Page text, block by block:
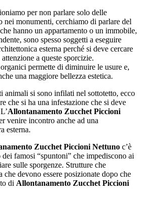
per non parlare solo delle
nei monumenti, cerchiamo di parlare del
hanno un appartamento o un immobile,
sono spesso soggetti a eseguire
esterna perché si deve cercare
a queste sporcizie.
permette di diminuire le usure e,
una maggiore bellezza estetica.
animali si sono infilati nel sottotetto, ecco
che si ha una infestazione che si deve
Allontanamento Zucchet Piccioni
venire incontro anche ad una
esterna.
Zucchet Piccioni Nettuno c’è
famosi “spuntoni” che impediscono ai
sulle sporgenze. Strutture che
che devono essere posizionate dopo che
di Allontanamento Zucchet Piccioni